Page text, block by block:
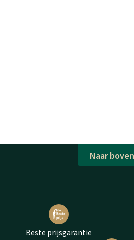
Naar boven
Beste prijsgarantie